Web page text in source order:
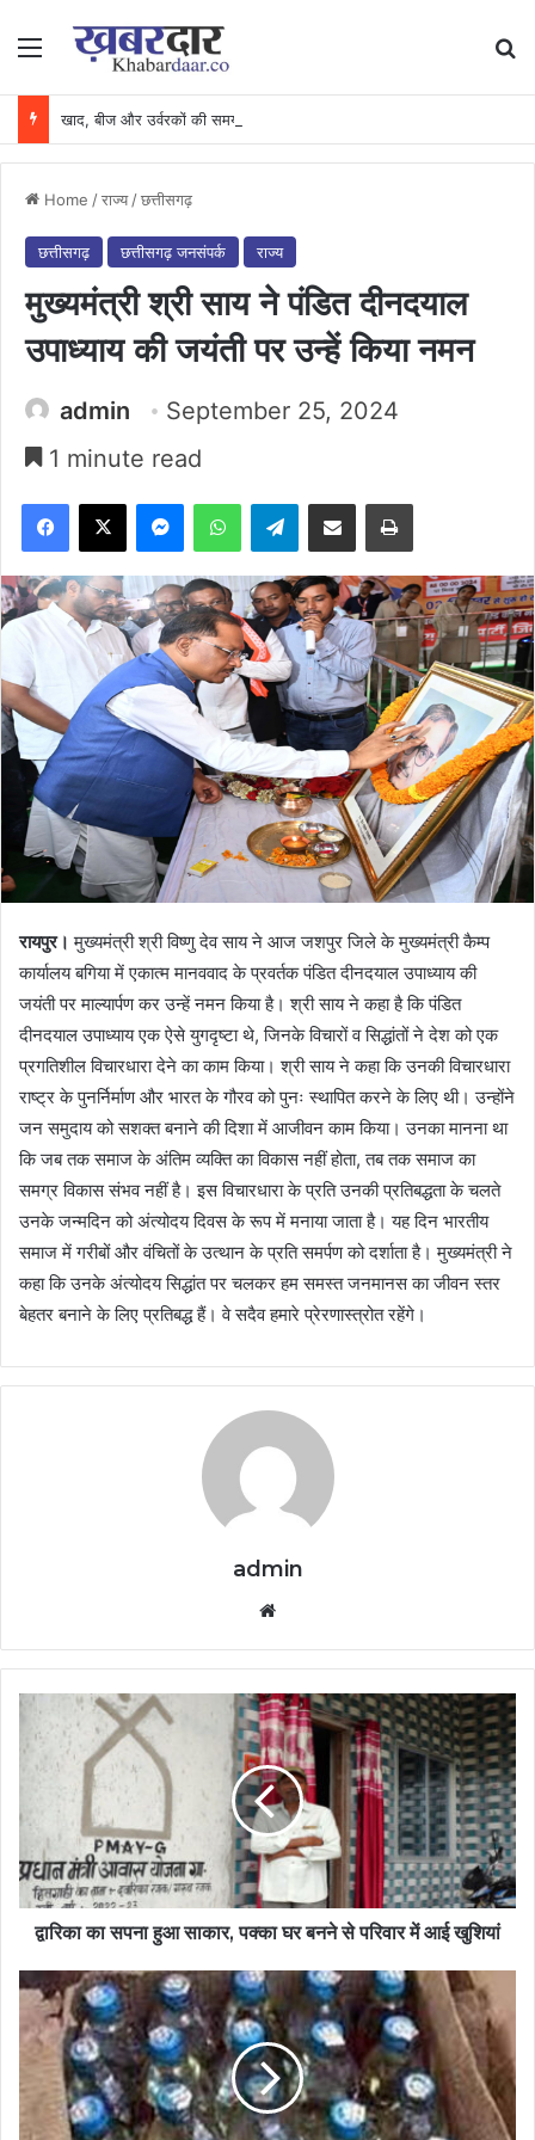
Menu
Home /राज्य /छत्तीसगढ़
छत्तीसगढ़ छत्तीसगढ़ जनसंपर्क राज्य
मुख्यमंत्री श्री साय ने पंडित दीनदयाल
उपाध्याय की जयंती पर उन्हें किया नमन
admin
September 25, 2024
1 minute read
Facebook
X MessengerWhatsAppTelegramShare via Email Print
रायपुर। मुख्यमंत्री श्री विष्णु देव साय ने आज जशपुर जिले के मुख्यमंत्री कैम्प
कार्यालय बगिया में एकात्म मानववाद के प्रवर्तक पंडित दीनदयाल उपाध्याय की
जयंती पर माल्यार्पण कर उन्हें नमन किया है। श्री साय ने कहा है कि पंडित
दीनदयाल उपाध्याय एक ऐसे युगदृष्टा थे, जिनके विचारों व सिद्धांतों ने देश को एक
प्रगतिशील विचारधारा देने का काम किया। श्री साय ने कहा कि उनकी विचारधारा
राष्ट्र के पुनर्निर्माण और भारत के गौरव को पुनः स्थापित करने के लिए थी। उन्होंने
जन समुदाय को सशक्त बनाने की दिशा में आजीवन काम किया। उनका मानना था
कि जब तक समाज के अंतिम व्यक्ति का विकास नहीं होता, तब तक समाज का
समग्र विकास संभव नहीं है। इस विचारधारा के प्रति उनकी प्रतिबद्धता के चलते
उनके जन्मदिन को अंत्योदय दिवस के रूप में मनाया जाता है। यह दिन भारतीय
समाज में गरीबों और वंचितों के उत्थान के प्रति समर्पण को दर्शाता है। मुख्यमंत्री ने
कहा कि उनके अंत्योदय सिद्धांत पर चलकर हम समस्त जनमानस का जीवन स्तर
बेहतर बनाने के लिए प्रतिबद्ध हैं। वे सदैव हमारे प्रेरणास्त्रोत रहेंगे।
admin
द्वारिका का सपना हुआ साकार, पक्का घर बनने से परिवार में आई खुशियां